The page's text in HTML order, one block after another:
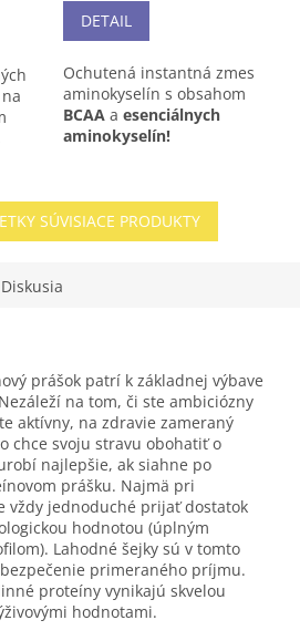
pre
DETAIL
Ochutená instantná zmes
aminokyselín s obsahom
BCAA a esenciálnych
aminokyselín!
SÚVISIACE PRODUKTY
Diskusia
prášok patrí k základnej výbave
na tom, či ste ambiciózny
aktívny, na zdravie zameraný
chce svoju stravu obohatiť o
najlepšie, ak siahne po
prášku. Najmä pri
vždy jednoduché prijať dostatok
hodnotou (úplným
Lahodné šejky sú v tomto
primeraného príjmu.
proteíny vynikajú skvelou
hodnotami.